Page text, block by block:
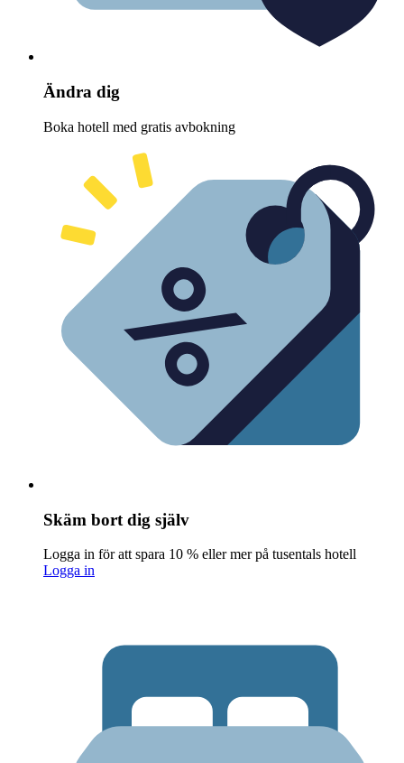
Ändra dig
Boka hotell med gratis avbokning
Skäm bort dig själv
Logga in för att spara 10 % eller mer på tusentals hotell
Logga in